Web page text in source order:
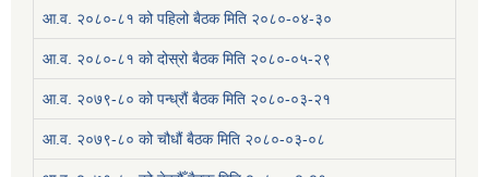
आ.व. २०८०-८१ को पहिलो बैठक मिति २०८०-०४-३०
आ.व. २०८०-८१ को दोस्रो बैठक मिति २०८०-०५-२९
आ.व. २०७९-८० को पन्ध्रौं बैठक मिति २०८०-०३-२१
आ.व. २०७९-८० को चौधौं बैठक मिति २०८०-०३-०८